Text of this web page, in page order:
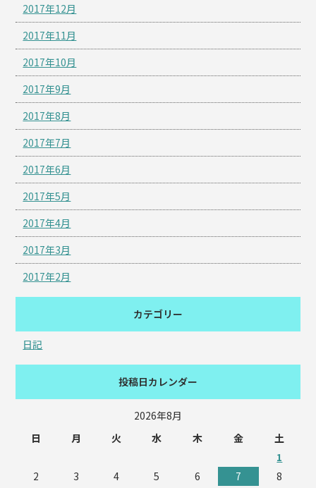
2017年12月
2017年11月
2017年10月
2017年9月
2017年8月
2017年7月
2017年6月
2017年5月
2017年4月
2017年3月
2017年2月
カテゴリー
日記
投稿日カレンダー
2026年8月
日
月 火 水 木 金
土
1
2
3 4 5 6 7 8